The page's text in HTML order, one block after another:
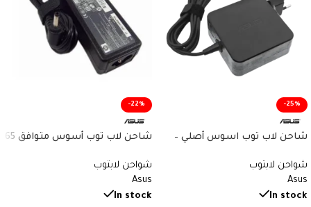
-25%
شاحن لاب توب اسوس أصلي –
القطعة ADP-65DWA
شواحن لابتوب
Asus
In stock
-22%
شاحن لاب توب أسوس متوافق 65
Type 5.5×2.5mm – Compatible
Asus Charger
شواحن لابتوب
Asus
In stock